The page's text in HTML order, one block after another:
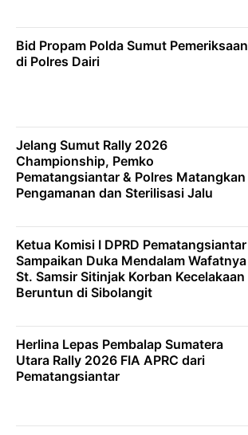
Bid Propam Polda Sumut Pemeriksaan
di Polres Dairi
Jelang Sumut Rally 2026
Championship, Pemko
Pematangsiantar & Polres Matangkan
Pengamanan dan Sterilisasi Jalu
Ketua Komisi I DPRD Pematangsiantar
Sampaikan Duka Mendalam Wafatnya
St. Samsir Sitinjak Korban Kecelakaan
Beruntun di Sibolangit
Herlina Lepas Pembalap Sumatera
Utara Rally 2026 FIA APRC dari
Pematangsiantar